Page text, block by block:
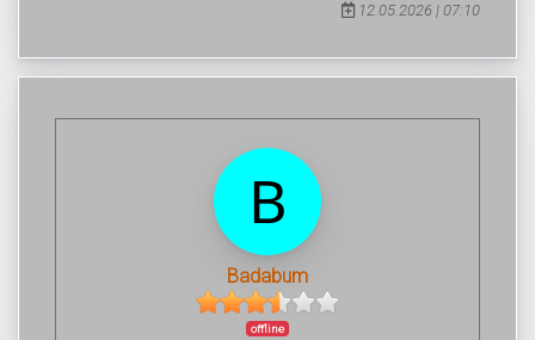
12.05.2026 | 07:10
Badabum
offline